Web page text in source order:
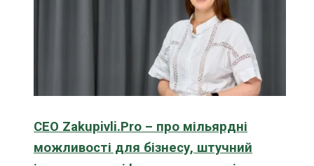
CEO Zakupivli.Pro – про мільярдні
можливості для бізнесу, штучний